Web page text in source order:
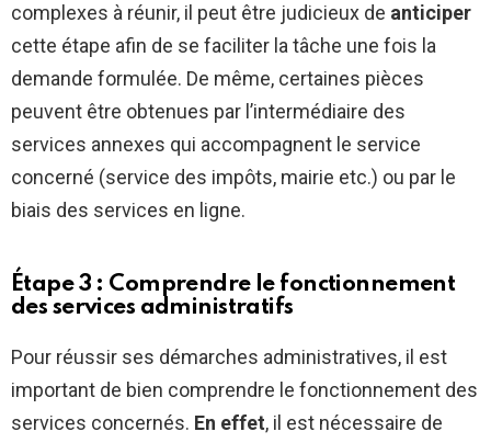
complexes à réunir, il peut être judicieux de anticiper
cette étape afin de se faciliter la tâche une fois la
demande formulée. De même, certaines pièces
peuvent être obtenues par l’intermédiaire des
services annexes qui accompagnent le service
concerné (service des impôts, mairie etc.) ou par le
biais des services en ligne.
Étape 3 : Comprendre le fonctionnement
des services administratifs
Pour réussir ses démarches administratives, il est
important de bien comprendre le fonctionnement des
services concernés. En effet, il est nécessaire de